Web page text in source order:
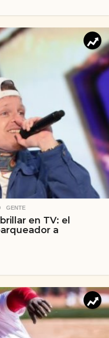
,GENTE
en TV: el
a